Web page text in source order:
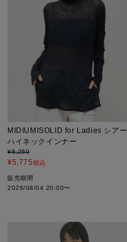
MIDIUMISOLID for Ladies シアー
ハイネックインナー
¥8,250
¥5,775税込
販売期間
2026/08/04 20:00〜